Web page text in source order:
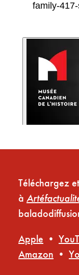
family-
Téléchargez
à
Apple •
Amazon •